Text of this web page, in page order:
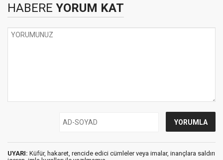
HABERE YORUM KAT
UYARI: Küfür, hakaret, rencide edici cümleler veya imalar, inançlara saldırı